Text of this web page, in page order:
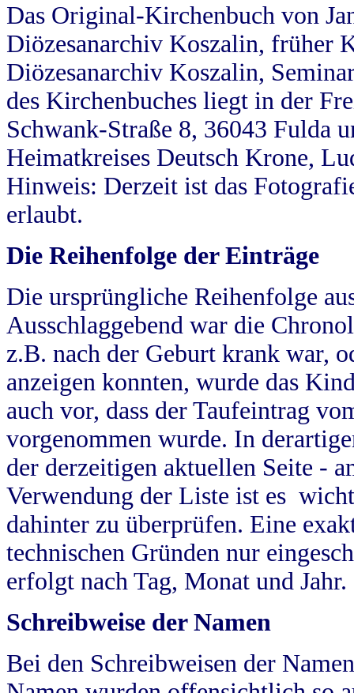
Das Original-Kirchenbuch von
Diözesanarchiv Koszalin, früher
Diözesanarchiv Koszalin,
des Kirchenbuches liegt in der
Schwank-Straße 8, 36043 Fulda
Heimatkreises Deutsch Krone,
Hinweis: Derzeit ist das
erlaubt.
Die Reihenfolge der Einträge
Die ursprüngliche Reihenfolge
Ausschlaggebend war die
z.B. nach der Geburt krank war,
anzeigen konnten, wurde das
auch vor, dass der Taufeintrag
vorgenommen wurde. In
der derzeitigen aktuellen Seite -
Verwendung der Liste ist es
dahinter zu überprüfen. Eine
technischen Gründen nur
erfolgt nach Tag, Monat und Jahr.
Schreibweise der Namen
Bei den Schreibweisen der